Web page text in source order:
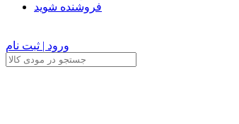
فروشنده شوید
ورود | ثبت نام